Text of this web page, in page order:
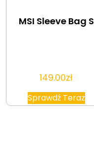
MSI Sleeve Bag S
149.00zł
Sprawdź Teraz